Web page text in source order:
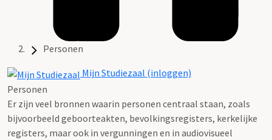
Personen
Mijn Studiezaal (inloggen)
Personen
Er zijn veel bronnen waarin personen centraal staan, zoals
bijvoorbeeld geboorteakten, bevolkingsregisters, kerkelijke
registers, maar ook in vergunningen en in audiovisueel